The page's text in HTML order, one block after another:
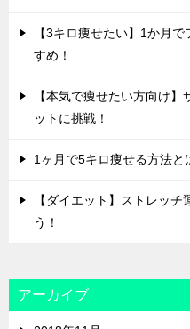
【3キロ痩せたい】1か月
すめ！
【本気で痩せたい方向け
ットに挑戦！
1ヶ月で5キロ痩せる方法と
【ダイエット】ストレッ
う！
アーカイブ